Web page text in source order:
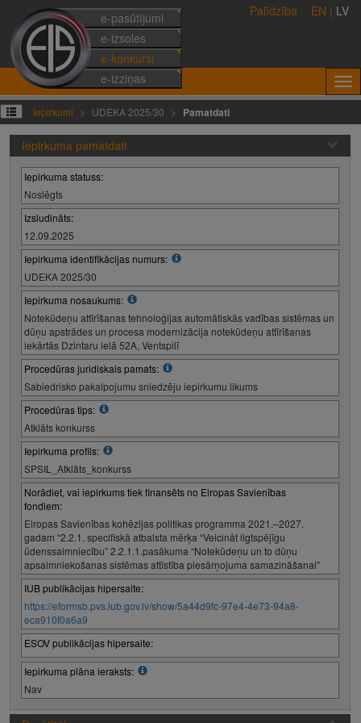
e-pasūtījumi
e-izsoles
e-konkursi
e-izziņas
Palīdzība EN | LV
Iepirkumi UDEKA 2025/30 Pamatdati
Iepirkuma pamatdati
Iepirkuma statuss:
Noslēgts
Izsludināts:
12.09.2025
Iepirkuma identifikācijas numurs:
UDEKA 2025/30
Iepirkuma nosaukums:
Notekūdeņu attīrīšanas tehnoloģijas automātiskās vadības sistēmas un
dūņu apstrādes un procesa modernizācija notekūdeņu attīrīšanas
iekārtās Dzintaru ielā 52A, Ventspilī
Procedūras juridiskais pamats:
Sabiedrisko pakalpojumu sniedzēju iepirkumu likums
Procedūras tips:
Atklāts konkurss
Iepirkuma profils:
SPSIL_Atklāts_konkurss
Norādiet, vai iepirkums tiek finansēts no Eiropas Savienības
fondiem:
Eiropas Savienības kohēzijas politikas programma 2021.–2027.
gadam “2.2.1. specifiskā atbalsta mērķa “Veicināt ilgtspējīgu
ūdenssaimniecību” 2.2.1.1.pasākuma “Notekūdeņu un to dūņu
apsaimniekošanas sistēmas attīstība piesārņojuma samazināšanai”
IUB publikācijas hipersaite:
https://eformsb.pvs.iub.gov.lv/show/5a44d9fc-97e4-4e73-94a8-
eca910f0a6a9
ESOV publikācijas hipersaite:
Iepirkuma plāna ieraksts:
Nav